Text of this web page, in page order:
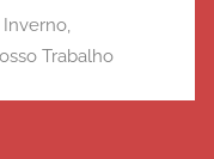
,
Trabalho